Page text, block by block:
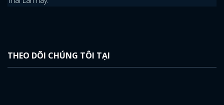
ĐĂNG NHẬP
THEO DÕI CHÚNG TÔI TẠI